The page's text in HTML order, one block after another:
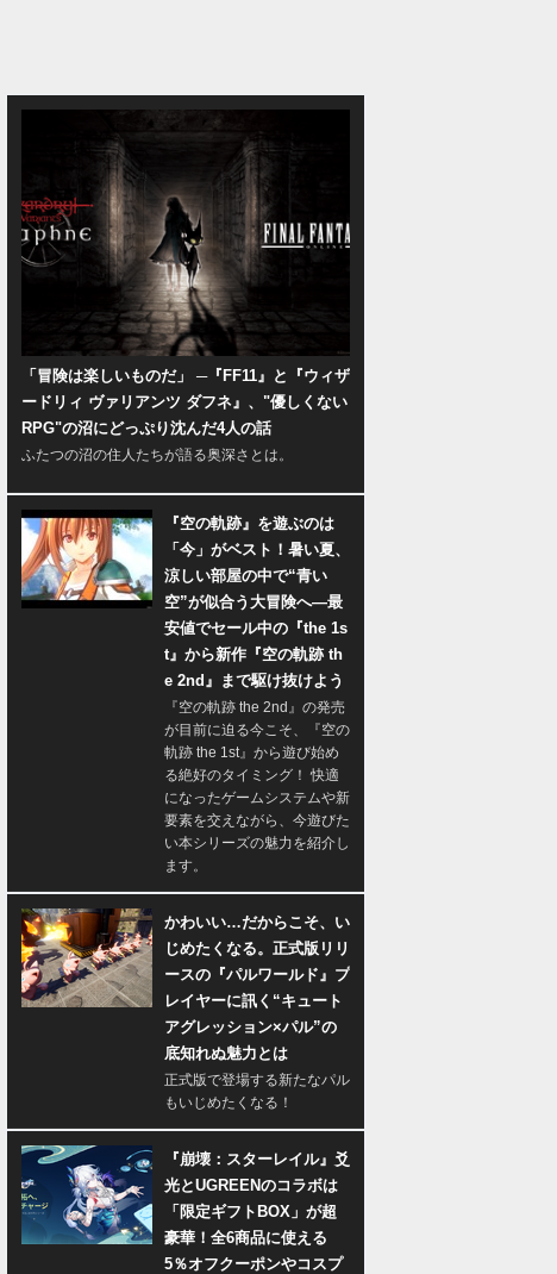
「冒険は楽しいものだ」 ─『FF11』と『ウィザ
ードリィ ヴァリアンツ ダフネ』、"優しくない
RPG"の沼にどっぷり沈んだ4人の話
ふたつの沼の住人たちが語る奥深さとは。
『空の軌跡』を遊ぶのは
「今」がベスト！暑い夏、
涼しい部屋の中で“青い
空”が似合う大冒険へ―最
安値でセール中の『the 1s
t』から新作『空の軌跡 th
e 2nd』まで駆け抜けよう
『空の軌跡 the 2nd』の発売
が目前に迫る今こそ、『空の
軌跡 the 1st』から遊び始め
る絶好のタイミング！ 快適
になったゲームシステムや新
要素を交えながら、今遊びた
い本シリーズの魅力を紹介し
ます。
かわいい…だからこそ、い
じめたくなる。正式版リリ
ースの『パルワールド』プ
レイヤーに訊く“キュート
アグレッション×パル”の
底知れぬ魅力とは
正式版で登場する新たなパル
もいじめたくなる！
『崩壊：スターレイル』爻
光とUGREENのコラボは
「限定ギフトBOX」が超
豪華！全6商品に使える
5％オフクーポンやコスプ